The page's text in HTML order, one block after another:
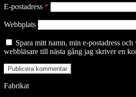
E-postadress *
Webbplats
Spara mitt namn, min e-postadress
webbläsare till nästa gång jag skriver en
Fabrikat